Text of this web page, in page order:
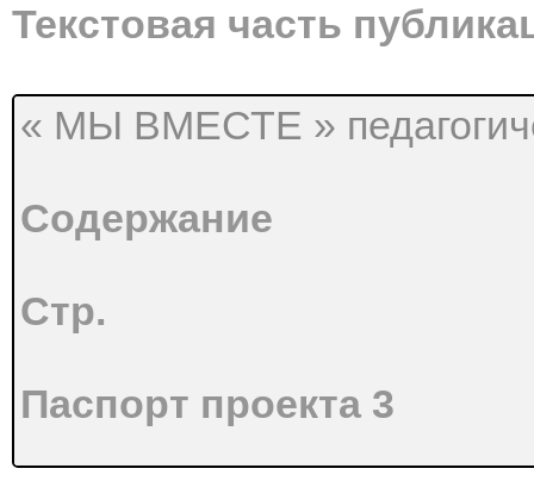
Текстовая часть
« МЫ ВМЕСТЕ »
Содержание
Стр.
Паспорт проекта 3